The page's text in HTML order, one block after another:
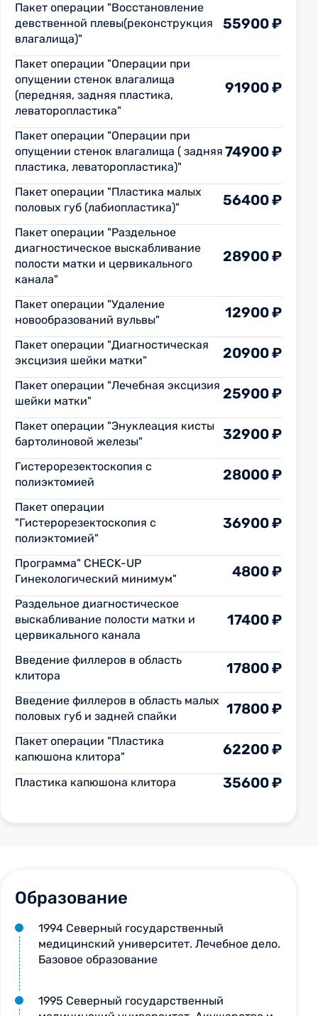
Пакет операции "Восстановление
девственной плевы(реконструкция
влагалища)"
55900 ₽
Пакет операции "Операции при
опущении стенок влагалища
(передняя, задняя пластика,
леваторопластика"
91900 ₽
Пакет операции "Операции при
опущении стенок влагалища ( задняя
пластика, леваторопластика)"
74900 ₽
Пакет операции "Пластика малых
половых губ (лабиопластика)"
56400 ₽
Пакет операции "Раздельное
диагностическое выскабливание
полости матки и цервикального
канала"
28900 ₽
Пакет операции "Удаление
новообразований вульвы"
12900 ₽
Пакет операции "Диагностическая
эксцизия шейки матки"
20900 ₽
Пакет операции "Лечебная эксцизия
шейки матки"
25900 ₽
Пакет операции "Энуклеация кисты
бартолиновой железы"
32900 ₽
Гистерорезектоскопия с
полиэктомией
28000 ₽
Пакет операции
"Гистерорезектоскопия с
полиэктомией"
36900 ₽
Программа" CHECK-UP
Гинекологический минимум"
4800 ₽
Раздельное диагностическое
выскабливание полости матки и
цервикального канала
17400 ₽
Введение филлеров в область
клитора
17800 ₽
Введение филлеров в область малых
половых губ и задней спайки
17800 ₽
Пакет операции "Пластика
капюшона клитора"
62200 ₽
Пластика капюшона клитора 35600 ₽
Образование
1994 Северный государственный
медицинский университет. Лечебное дело.
Базовое образование
1995 Северный государственный